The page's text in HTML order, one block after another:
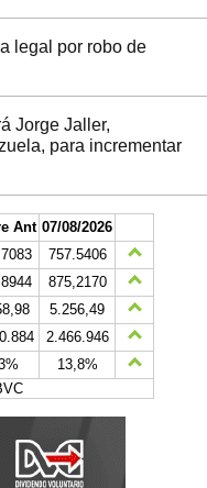
legal por robo de
Jorge Jaller,
para incrementar
Ant 07/08/2026
757.5406
875,2170
5.256,49
2.466.946
13,8%